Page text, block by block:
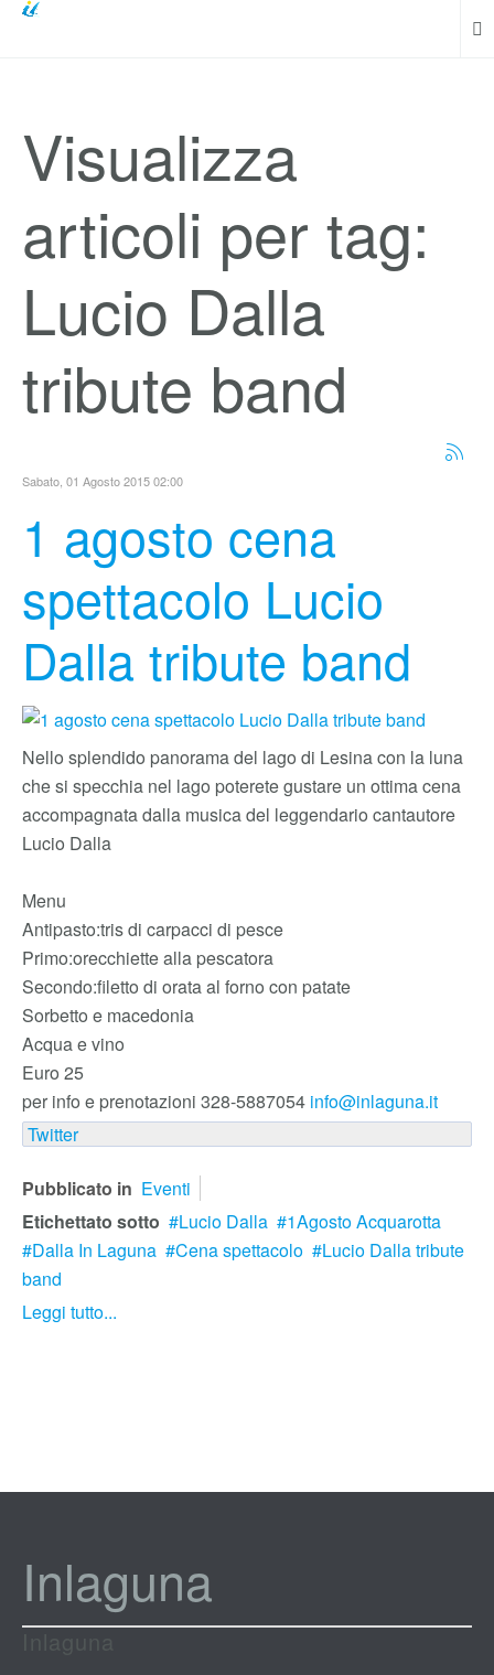
Visualizza
articoli per tag:
Lucio Dalla
tribute band
Sabato, 01 Agosto 2015 02:00
1 agosto cena
spettacolo Lucio
Dalla tribute band
Nello splendido panorama del lago di Lesina con la luna
che si specchia nel lago poterete gustare un ottima cena
accompagnata dalla musica del leggendario cantautore
Lucio Dalla
Menu
Antipasto:tris di carpacci di pesce
Primo:orecchiette alla pescatora
Secondo:filetto di orata al forno con patate
Sorbetto e macedonia
Acqua e vino
Euro 25
per info e prenotazioni 328-5887054 info@inlaguna.it
Twitter
Pubblicato in Eventi
Etichettato sotto
Lucio Dalla
1Agosto Acquarotta
Dalla In Laguna
Cena spettacolo
Lucio Dalla tribute
band
Leggi tutto...
Inlaguna